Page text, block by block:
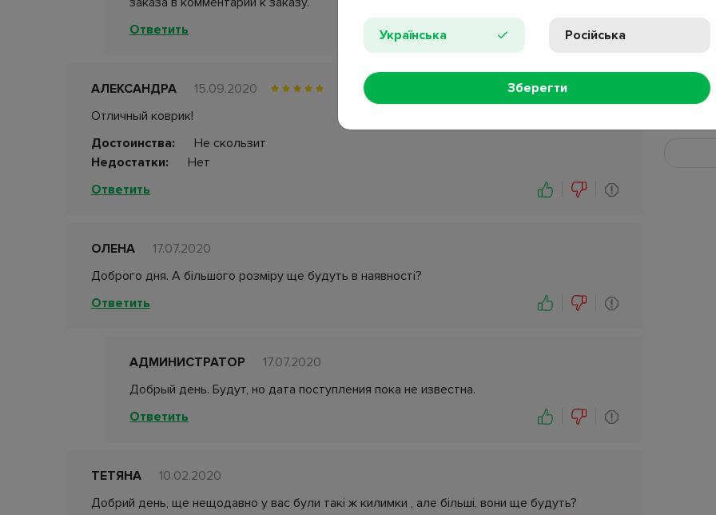
Ответить
АЛЕКСАНДРА 15.09.2020
Покупка подтверждена
Отличный коврик!
Достоинства:
Не скользит
Недостатки:
Нет
Ответить
ОЛЕНА
17.07.2020
Доброго дня. А більшого розміру ще будуть в наявності?
Ответить
АДМИНИСТРАТОР
17.07.2020
Добрый день. Будут, но дата поступления пока не известна.
Ответить
ТЕТЯНА
10.02.2020
Добрий день, ще нещодавно у вас були такі ж килимки , але більші, вони ще будуть?
Українська Російська
Зберегти